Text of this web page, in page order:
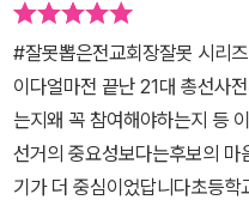
됩니다. 책의 이야기는 금동기
켜준 산호라는 친구도 참 부러
부러울 게 없을 것 같더라구요.
스토리를 통해 진지하게 접근
은 우리 아이들에게 교훈과 재
후 겪게 되는 에피소드들은 어
오는 자만과 횡포, 독선 등이
던 행위들이다. 우린 얼마나 권
던가? 이 이야기는 결국 주인
들에게 진심을 전하는 훈훈한
현실에서는 어렵기만 하다. “
#잘못뽑은전교회장잘못 시리
이다얼마전 끝난 21대 총선사
는지왜 꼭 참여해야하는지 등
선거의 중요성보다는후보의
기가 더 중심이었답니다초등학